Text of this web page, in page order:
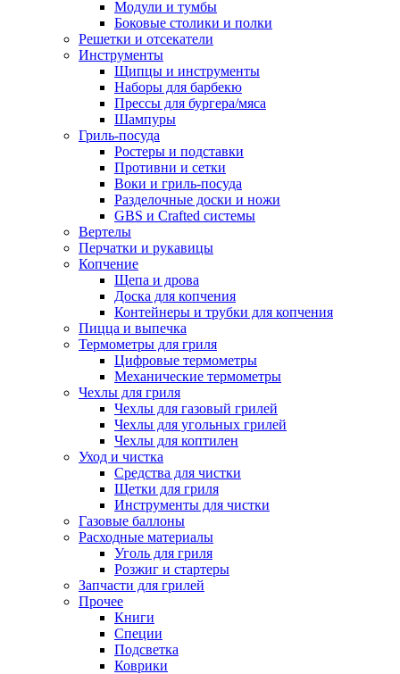
Модули и тумбы
Боковые столики и полки
Решетки и отсекатели
Инструменты
Щипцы и инструменты
Наборы для барбекю
Прессы для бургера/мяса
Шампуры
Гриль-посуда
Ростеры и подставки
Противни и сетки
Воки и гриль-посуда
Разделочные доски и ножи
GBS и Crafted системы
Вертелы
Перчатки и рукавицы
Копчение
Щепа и дрова
Доска для копчения
Контейнеры и трубки для копчения
Пицца и выпечка
Термометры для гриля
Цифровые термометры
Механические термометры
Чехлы для гриля
Чехлы для газовый грилей
Чехлы для угольных грилей
Чехлы для коптилен
Уход и чистка
Средства для чистки
Щетки для гриля
Инструменты для чистки
Газовые баллоны
Расходные материалы
Уголь для гриля
Розжиг и стартеры
Запчасти для грилей
Прочее
Книги
Специи
Подсветка
Коврики